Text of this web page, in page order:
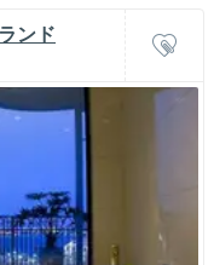
ンド